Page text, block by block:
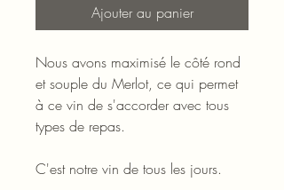
Ajouter au panier
Nous avons maximisé le côté rond
et souple du Merlot, ce qui permet
à ce vin de s'accorder avec tous
types de repas.
C'est notre vin de tous les jours.